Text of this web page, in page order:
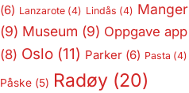
(6) Lanzarote(4) Lindås (4) Manger
(9) Museum (9) Oppgave app
(8) Oslo(11) Parker(6) Pasta (4)
Påske(5) Radøy(20)